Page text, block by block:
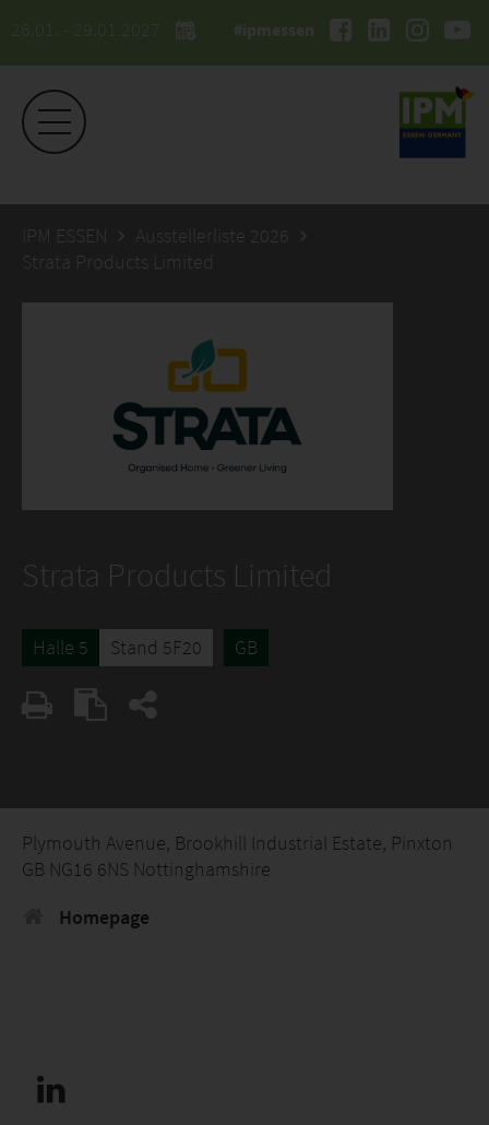
26.01. - 29.01.2027 #ipmessen
IPM ESSEN
Ausstellerliste 2026
Strata Products Limited
Strata Products Limited
Halle 5 Stand 5F20 GB
Plymouth Avenue, Brookhill Industrial Estate, Pinxton
GB NG16 6NS Nottinghamshire
Homepage